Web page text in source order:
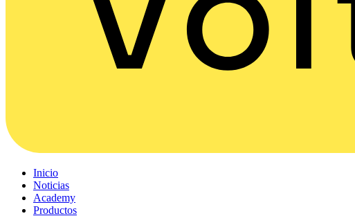
Inicio
Noticias
Academy
Productos